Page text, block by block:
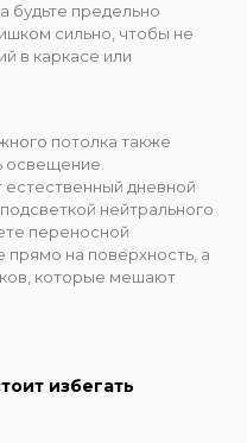
будьте предельно
сильно, чтобы не
в каркасе или
потолка также
освещение.
дневной
нейтрального
переносной
прямо на поверхность, а
которые мешают
избегать